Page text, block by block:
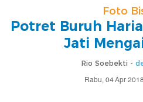
Foto
Potret Buruh
Jati
Rio Soebekti -
Rabu, 04 Apr